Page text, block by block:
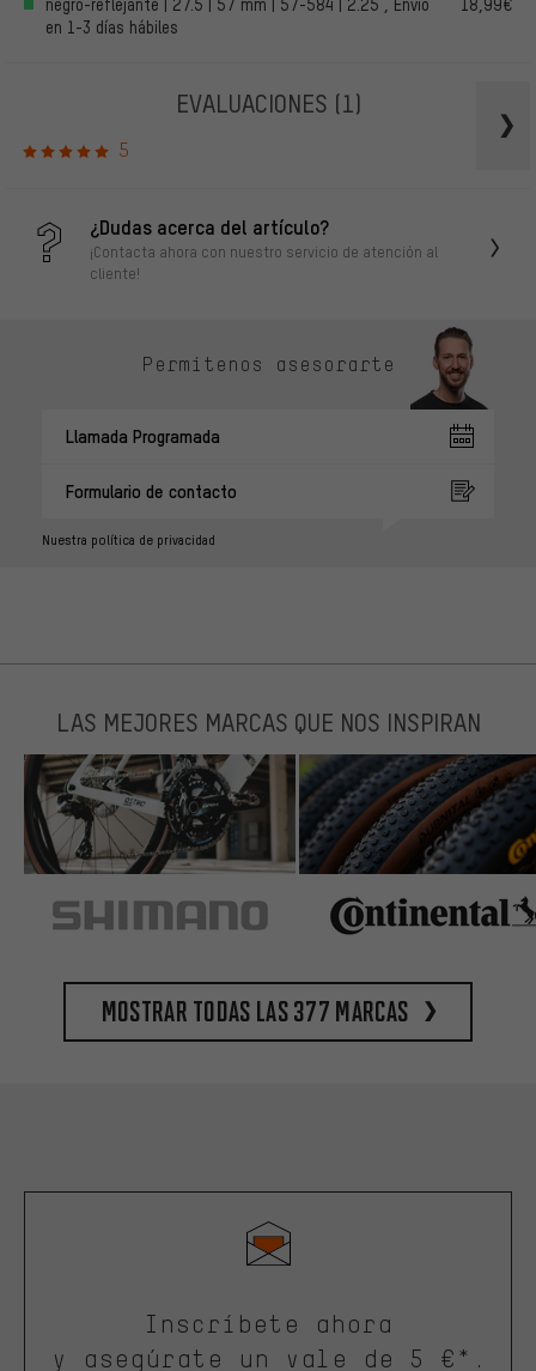
en 1-3 días hábiles
EVALUACIONES (1)
5
¿Dudas acerca del artículo?
¡Contacta ahora con nuestro servicio de atención al
cliente!
Permítenos asesorarte
Llamada Programada
Formulario de contacto
Nuestra política de privacidad
LAS MEJORES MARCAS QUE NOS INSPIRAN
Mostrar todas las 377 marcas
Inscríbete ahora
y asegúrate un vale de 5 €*.